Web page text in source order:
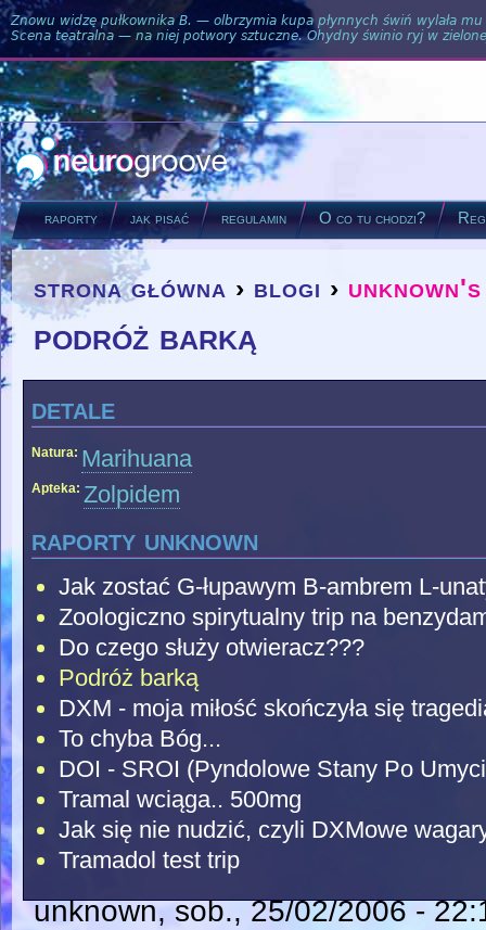
Znowu widzę pułkownika B. — olbrzymia kupa płynnych świń wylała
Scena teatralna — na niej potwory sztuczne. Ohydny świnio ryj w
raporty jak pisać regulamin O co tu chodzi?
you are here
strona główna › blogi ›
podróż barką
detale
Natura: Marihuana
Apteka: Zolpidem
raporty unknown
Jak zostać G-łupawym B-ambrem L-
Zoologiczno spirytualny trip na
Do czego służy otwieracz???
Podróż barką
DXM - moja miłość skończyła się
To chyba Bóg...
DOI - SROI (Pyndolowe Stany Po
Tramal wciąga.. 500mg
Jak się nie nudzić, czyli DXMowe
Tramadol test trip
unknown, sob., 25/02/2006 -